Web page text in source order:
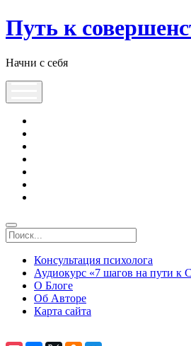
Путь к
Начни с себя
Консультация психолога
Аудиокурс «7 шагов на пути к
О Блоге
Об Авторе
Карта сайта